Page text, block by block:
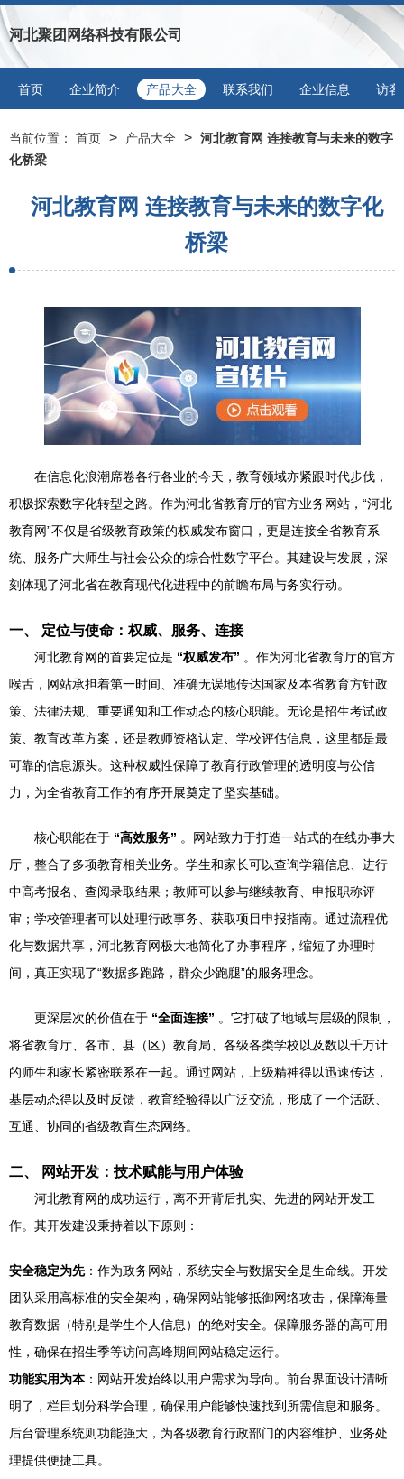
河北聚团网络科技有限公司
首页 企业简介 产品大全 联系我们 企业信息 访客
当前位置： 首页 > 产品大全 > 河北教育网 连接教育与未来的数字
化桥梁
河北教育网 连接教育与未来的数字化
桥梁
在信息化浪潮席卷各行各业的今天，教育领域亦紧跟时代步伐，
积极探索数字化转型之路。作为河北省教育厅的官方业务网站，“河北
教育网”不仅是省级教育政策的权威发布窗口，更是连接全省教育系
统、服务广大师生与社会公众的综合性数字平台。其建设与发展，深
刻体现了河北省在教育现代化进程中的前瞻布局与务实行动。
一、 定位与使命：权威、服务、连接
河北教育网的首要定位是 “权威发布” 。作为河北省教育厅的官方
喉舌，网站承担着第一时间、准确无误地传达国家及本省教育方针政
策、法律法规、重要通知和工作动态的核心职能。无论是招生考试政
策、教育改革方案，还是教师资格认定、学校评估信息，这里都是最
可靠的信息源头。这种权威性保障了教育行政管理的透明度与公信
力，为全省教育工作的有序开展奠定了坚实基础。
核心职能在于 “高效服务” 。网站致力于打造一站式的在线办事大
厅，整合了多项教育相关业务。学生和家长可以查询学籍信息、进行
中高考报名、查阅录取结果；教师可以参与继续教育、申报职称评
审；学校管理者可以处理行政事务、获取项目申报指南。通过流程优
化与数据共享，河北教育网极大地简化了办事程序，缩短了办理时
间，真正实现了“数据多跑路，群众少跑腿”的服务理念。
更深层次的价值在于 “全面连接” 。它打破了地域与层级的限制，
将省教育厅、各市、县（区）教育局、各级各类学校以及数以千万计
的师生和家长紧密联系在一起。通过网站，上级精神得以迅速传达，
基层动态得以及时反馈，教育经验得以广泛交流，形成了一个活跃、
互通、协同的省级教育生态网络。
二、 网站开发：技术赋能与用户体验
河北教育网的成功运行，离不开背后扎实、先进的网站开发工
作。其开发建设秉持着以下原则：
安全稳定为先：作为政务网站，系统安全与数据安全是生命线。开发
团队采用高标准的安全架构，确保网站能够抵御网络攻击，保障海量
教育数据（特别是学生个人信息）的绝对安全。保障服务器的高可用
性，确保在招生季等访问高峰期间网站稳定运行。
功能实用为本：网站开发始终以用户需求为导向。前台界面设计清晰
明了，栏目划分科学合理，确保用户能够快速找到所需信息和服务。
后台管理系统则功能强大，为各级教育行政部门的内容维护、业务处
理提供便捷工具。